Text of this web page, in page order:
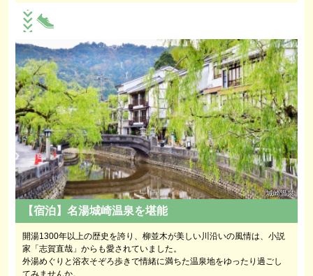
城崎温泉
【宿泊】名湯城崎温泉を堪能
開湯1300年以上の歴史を誇り、柳並木が美しい川沿いの風情は、小説
家「志賀直哉」からも愛されていました。
外湯めぐりと浴衣そぞろ歩きで情緒に満ちた温泉地をゆったり過ごし
てみませんか。